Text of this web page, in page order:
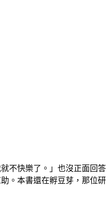
不快樂了。」也沒正面回答
。本書還在孵豆芽，那位研